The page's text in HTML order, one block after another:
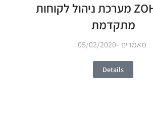
ZOHO CRM מערכת ניהול לקוחות
מתקדמת
מאמרים 05/02/2020
Details